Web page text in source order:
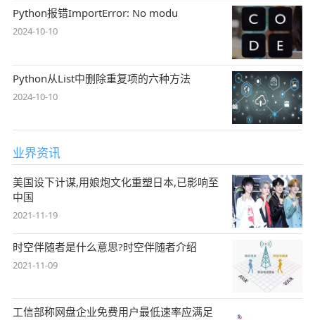
Python报错ImportError: No modu
2024-10-10
Python从List中删除重复项的六种方法
2024-10-10
业界资讯
美国设下计谋,用娘炮文化重塑日本,已影响至
中国
2021-11-19
时空伴随者是什么意思?时空伴随者介绍
2021-11-09
工信部称网盘企业免费用户最低速率应满足